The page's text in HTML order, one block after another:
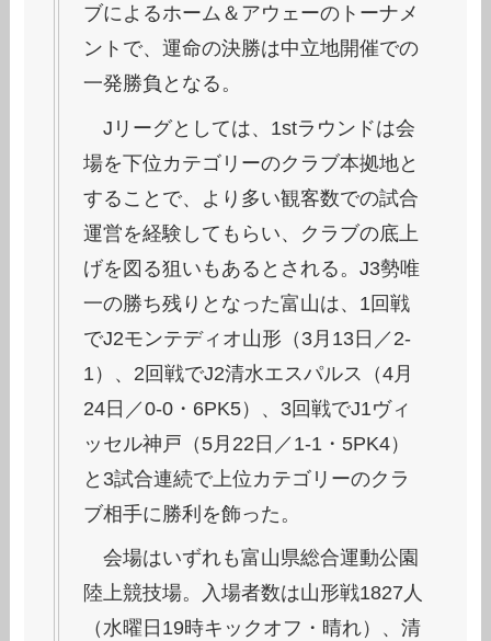
ブによるホーム＆アウェーのトーナメ
ントで、運命の決勝は中立地開催での
一発勝負となる。
Jリーグとしては、1stラウンドは会
場を下位カテゴリーのクラブ本拠地と
することで、より多い観客数での試合
運営を経験してもらい、クラブの底上
げを図る狙いもあるとされる。J3勢唯
一の勝ち残りとなった富山は、1回戦
でJ2モンテディオ山形（3月13日／2-
1）、2回戦でJ2清水エスパルス（4月
24日／0-0・6PK5）、3回戦でJ1ヴィ
ッセル神戸（5月22日／1-1・5PK4）
と3試合連続で上位カテゴリーのクラ
ブ相手に勝利を飾った。
会場はいずれも富山県総合運動公園
陸上競技場。入場者数は山形戦1827人
（水曜日19時キックオフ・晴れ）、清